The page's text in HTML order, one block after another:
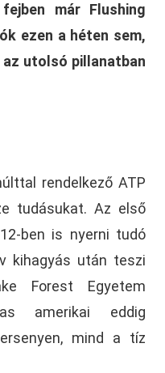
már Flushing
ezen a héten sem,
utolsó pillanatban
rendelkező ATP
tudásukat. Az első
ben is nyerni tudó
kihagyás után teszi
Forest Egyetem
amerikai eddig
mind a tíz